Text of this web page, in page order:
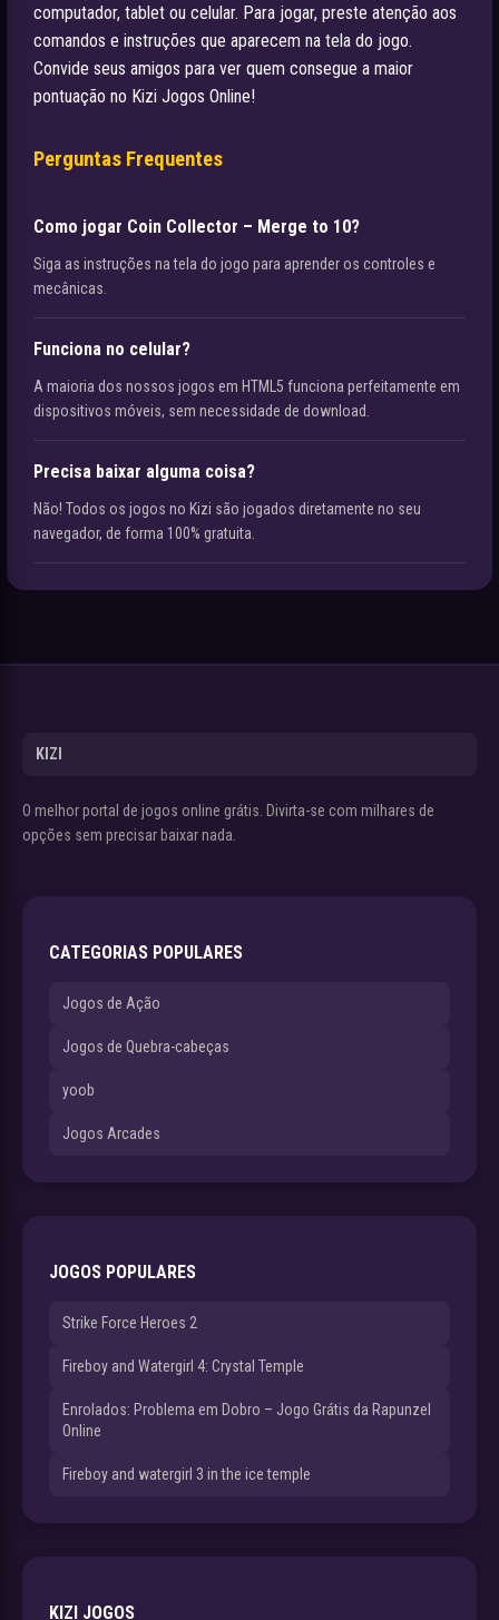
computador, tablet ou celular. Para jogar, preste atenção aos
comandos e instruções que aparecem na tela do jogo.
Convide seus amigos para ver quem consegue a maior
pontuação no Kizi Jogos Online!
Perguntas Frequentes
Como jogar Coin Collector – Merge to 10?
Siga as instruções na tela do jogo para aprender os controles e
mecânicas.
Funciona no celular?
A maioria dos nossos jogos em HTML5 funciona perfeitamente em
dispositivos móveis, sem necessidade de download.
Precisa baixar alguma coisa?
Não! Todos os jogos no Kizi são jogados diretamente no seu
navegador, de forma 100% gratuita.
KIZI
O melhor portal de jogos online grátis. Divirta-se com milhares de
opções sem precisar baixar nada.
CATEGORIAS POPULARES
Jogos de Ação
Jogos de Quebra-cabeças
yoob
Jogos Arcades
JOGOS POPULARES
Strike Force Heroes 2
Fireboy and Watergirl 4: Crystal Temple
Enrolados: Problema em Dobro – Jogo Grátis da Rapunzel
Online
Fireboy and watergirl 3 in the ice temple
KIZI JOGOS